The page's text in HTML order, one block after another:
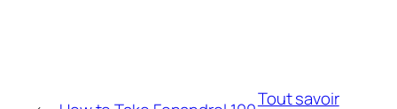
Tout savoir